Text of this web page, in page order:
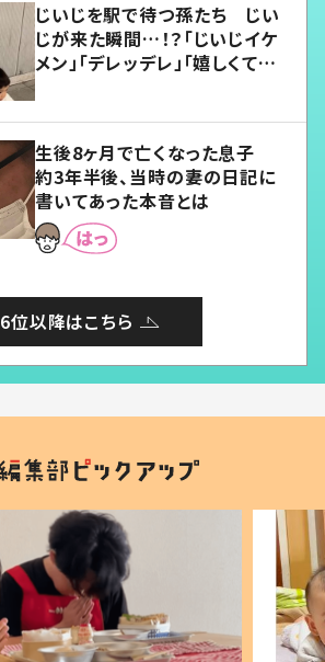
じいじを駅で待つ孫たち じい
じが来た瞬間…！？「じいじイケ
メン」「デレッデレ」「嬉しくて可
生後8ヶ月で亡くなった息子
約3年半後、当時の妻の日記に
書いてあった本音とは
6位以降はこちら